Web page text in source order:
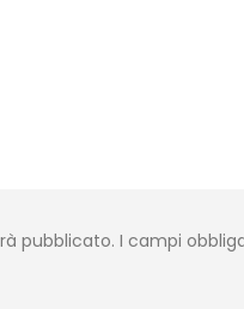
pubblicato. I campi